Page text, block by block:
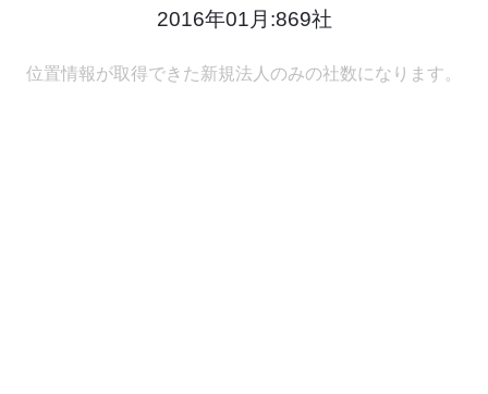
2016年01月:869社
位置情報が取得できた新規法人のみの社数になります。